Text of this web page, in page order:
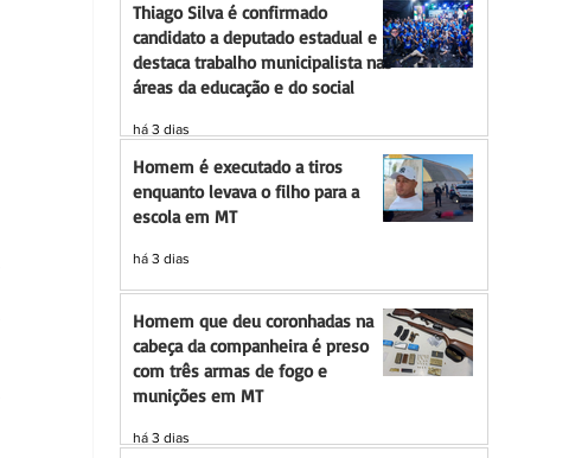
Thiago Silva é confirmado
candidato a deputado estadual e
destaca trabalho municipalista nas
áreas da educação e do social
há 3 dias
Homem é executado a tiros
enquanto levava o filho para a
escola em MT
há 3 dias
Homem que deu coronhadas na
cabeça da companheira é preso
com três armas de fogo e
munições em MT
há 3 dias